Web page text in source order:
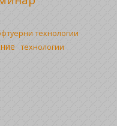
технологии
технологии